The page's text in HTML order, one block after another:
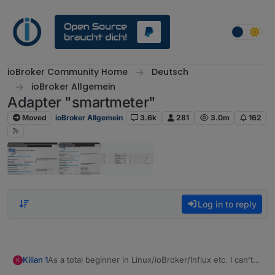
ioBroker Community Home
Deutsch
ioBroker Allgemein
Adapter "smartmeter"
Moved ioBroker Allgemein 3.6k 281 3.0m 162
Log in to reply
K Kilian 1As a total beginner in Linux/ioBroker/Influx etc. I can't